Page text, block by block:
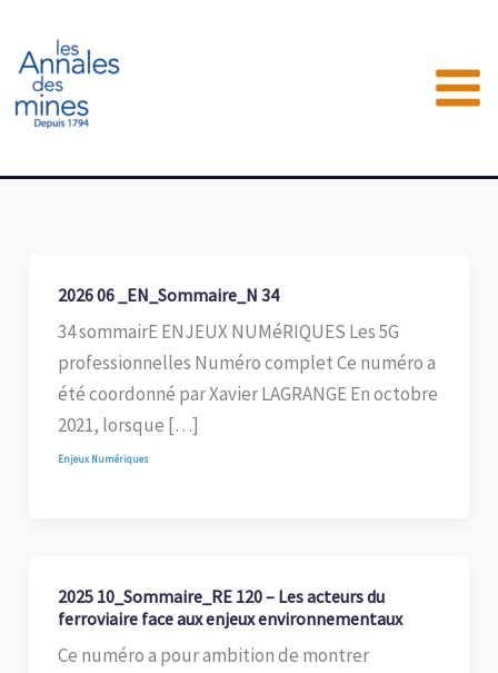
contenu
2026 06 _EN_Sommaire_N 34
34 sommairE ENJEUX NUMéRIQUES Les 5G
professionnelles Numéro complet Ce numéro a
été coordonné par Xavier LAGRANGE En octobre
2021, lorsque […]
Enjeux Numériques
2025 10_Sommaire_RE 120 – Les acteurs du
ferroviaire face aux enjeux environnementaux
Ce numéro a pour ambition de montrer